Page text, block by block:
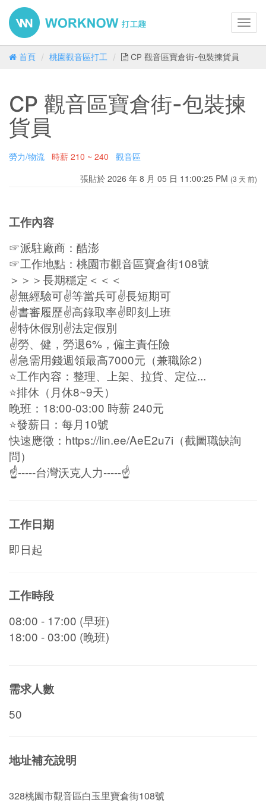
首頁 桃園觀音區打工 CP 觀音區寶倉街-包裝揀貨員
CP 觀音區寶倉街-包裝揀
貨員
勞力/物流 時薪 210 ~ 240
觀音區
張貼於 2026 年 8 月 05 日 11:00:25 PM (3 天 前)
工作內容
☞派駐廠商：酷澎
☞工作地點：桃園市觀音區寶倉街108號
＞＞＞長期穩定＜＜＜
✌️無經驗可✌️等當兵可✌️長短期可
✌️書審履歷✌️高錄取率✌️即刻上班
✌️特休假別✌️法定假別
✌️勞、健，勞退6%，僱主責任險
✌️急需用錢週領最高7000元（兼職除2）
⭐️工作內容：整理、上架、拉貨、定位...
⭐️排休（月休8~9天）
晚班：18:00-03:00 時薪 240元
⭐️發薪日：每月10號
快速應徵：https://lin.ee/AeE2u7i（截圖職缺詢
問）
☝-----台灣沃克人力-----☝
工作日期
即日起
工作時段
08:00 - 17:00 (早班)
18:00 - 03:00 (晚班)
需求人數
50
地址補充說明
328桃園市觀音區白玉里寶倉街108號